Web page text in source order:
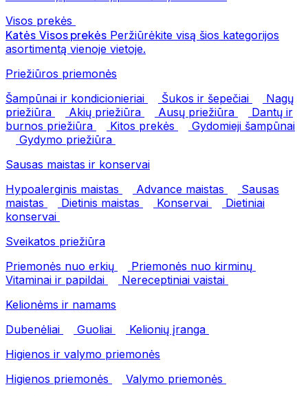
Visos prekės
Katės Visos prekės Peržiūrėkite visą šios kategorijos
asortimentą vienoje vietoje.
Priežiūros priemonės
Šampūnai ir kondicionieriai
Šukos ir šepečiai
Nagų
priežiūra
Akių priežiūra Ausų priežiūra
Dantų ir
burnos priežiūra
Kitos prekės
Gydomieji šampūnai
Gydymo priežiūra
Sausas maistas ir konservai
Hypoalerginis maistas
Advance maistas
Sausas
maistas
Dietinis maistas Konservai
Dietiniai
konservai
Sveikatos priežiūra
Priemonės nuo erkių
Priemonės nuo kirminų
Vitaminai ir papildai
Nereceptiniai vaistai
Kelionėms ir namams
Dubenėliai
Guoliai
Kelionių įranga
Higienos ir valymo priemonės
Higienos priemonės
Valymo priemonės